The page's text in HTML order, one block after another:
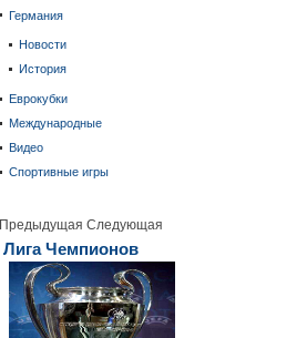
Германия
Новости
История
Еврокубки
Международные
Видео
Спортивные игры
Предыдущая Следующая
Лига Чемпионов